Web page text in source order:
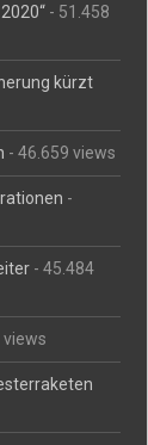
- 51.458
kürzt
- 46.659 views
-
- 45.484
views